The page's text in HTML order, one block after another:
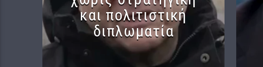
και πολιτιστική
διπλωματία